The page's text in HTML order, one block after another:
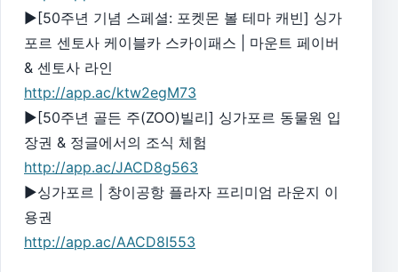
▶[50주년 기념 스페셜: 포켓몬 볼 테마 캐빈] 싱가
포르 센토사 케이블카 스카이패스 | 마운트 페이버
& 센토사 라인
http://app.ac/ktw2egM73
▶[50주년 골든 주(ZOO)빌리] 싱가포르 동물원 입
장권 & 정글에서의 조식 체험
http://app.ac/JACD8g563
▶싱가포르 | 창이공항 플라자 프리미엄 라운지 이
용권
http://app.ac/AACD8I553